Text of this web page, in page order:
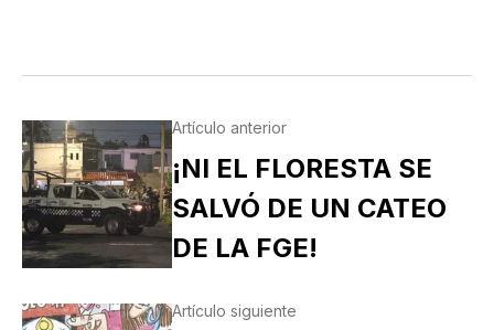
Artículo anterior
¡NI EL FLORESTA SE
SALVÓ DE UN CATEO
DE LA FGE!
Artículo siguiente